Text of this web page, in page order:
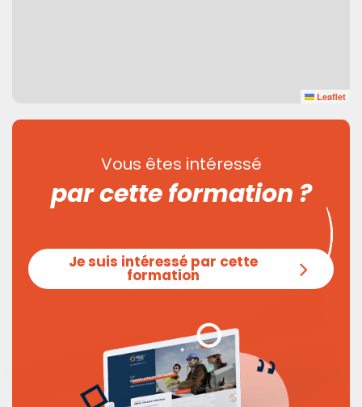
Leaflet
Vous êtes intéressé
par cette formation ?
Je suis intéressé par cette
formation